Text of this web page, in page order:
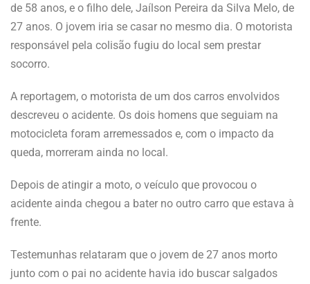
de 58 anos, e o filho dele, Jaílson Pereira da Silva Melo, de
27 anos. O jovem iria se casar no mesmo dia. O motorista
responsável pela colisão fugiu do local sem prestar
socorro.
A reportagem, o motorista de um dos carros envolvidos
descreveu o acidente. Os dois homens que seguiam na
motocicleta foram arremessados e, com o impacto da
queda, morreram ainda no local.
Depois de atingir a moto, o veículo que provocou o
acidente ainda chegou a bater no outro carro que estava à
frente.
Testemunhas relataram que o jovem de 27 anos morto
junto com o pai no acidente havia ido buscar salgados